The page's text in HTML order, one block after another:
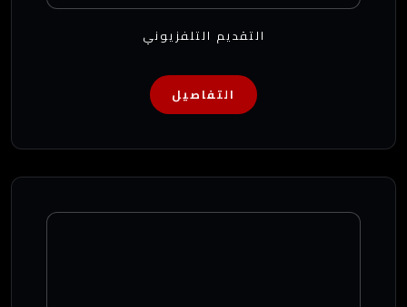
التقديم التلفزيوني
التفاصيل